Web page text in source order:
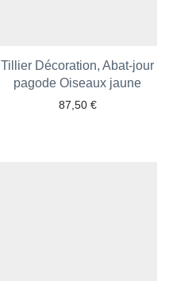
Tillier Décoration, Abat-jour
pagode Oiseaux jaune
87,50 €
Ajouter aux favoris